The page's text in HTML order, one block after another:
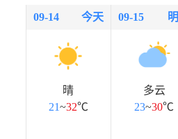
09-14 今天
晴
21~32℃
09-15
多云
23~30℃